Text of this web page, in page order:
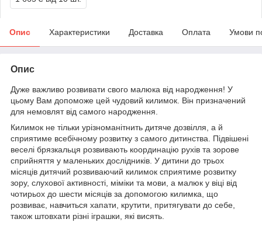
Опис Характеристики Доставка Оплата Умови
Опис
Дуже важливо розвивати свого малюка від народження! У
цьому Вам допоможе цей чудовий килимок. Він призначений
для немовлят від самого народження.
Килимок не тільки урізноманітнить дитяче дозвілля, а й
сприятиме всебічному розвитку з самого дитинства. Підвішені
веселі брязкальця розвивають координацію рухів та зорове
сприйняття у маленьких дослідників. У дитини до трьох
місяців дитячий розвиваючий килимок сприятиме розвитку
зору, слухової активності, міміки та мови, а малюк у віці від
чотирьох до шести місяців за допомогою килимка, що
розвиває, навчиться хапати, крутити, притягувати до себе,
також штовхати різні іграшки, які висять.